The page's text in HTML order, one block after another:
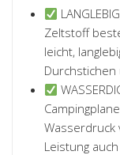
Zeltstoff
leicht,
Durchstichen
Wasserdruck
Leistung